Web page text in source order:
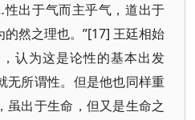
出于气而主乎气，道出于
然之理也。”[17] 王廷相始
认为这是论性的基本出发
无所谓性。但是他也同样重
虽出于生命，但又是生命之